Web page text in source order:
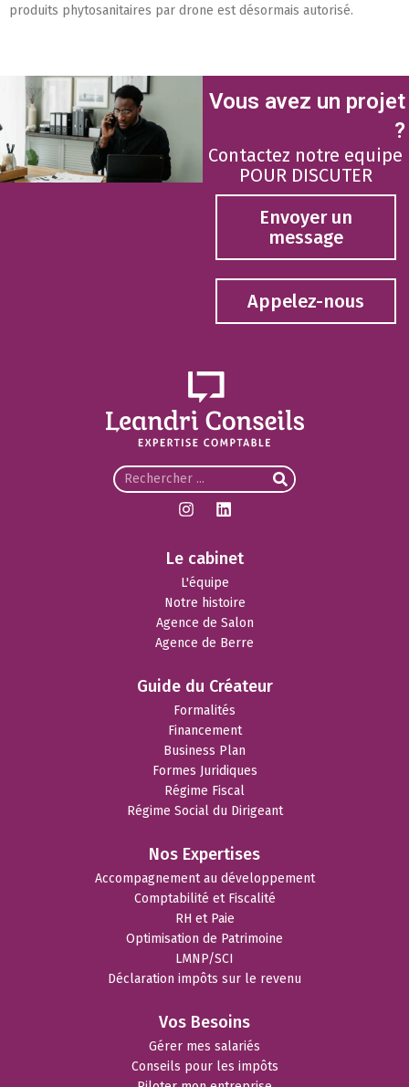
produits phytosanitaires par drone est désormais autorisé.
Vous avez un projet
?
Contactez notre equipe
POUR DISCUTER
Envoyer un
message
Appelez-nous
Le cabinet
L'équipe
Notre histoire
Agence de Salon
Agence de Berre
Guide du Créateur
Formalités
Financement
Business Plan
Formes Juridiques
Régime Fiscal
Régime Social du Dirigeant
Nos Expertises
Accompagnement au développement
Comptabilité et Fiscalité
RH et Paie
Optimisation de Patrimoine
LMNP/SCI
Déclaration impôts sur le revenu
Vos Besoins
Gérer mes salariés
Conseils pour les impôts